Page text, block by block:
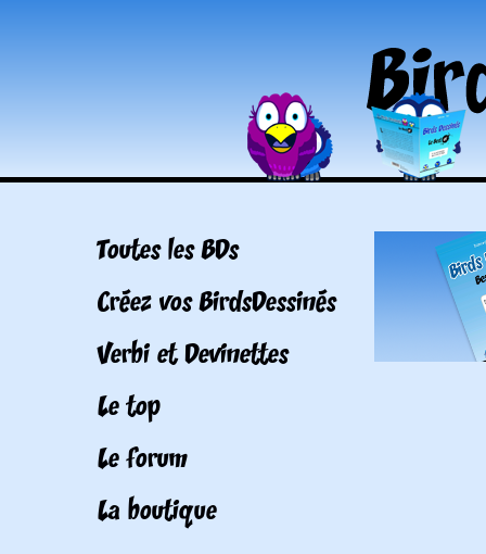
Toutes les BDs
Créez vos BirdsDessinés
Verbi et Devinettes
Le top
Le forum
La boutique